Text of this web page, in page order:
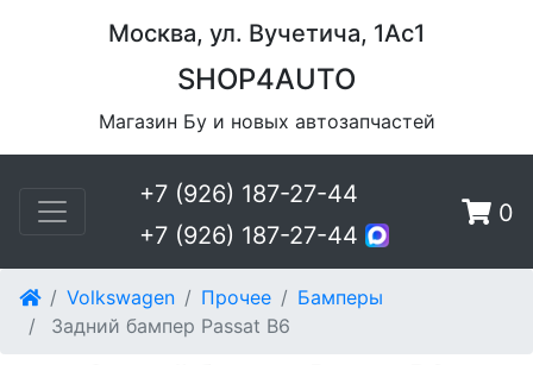
Москва, ул. Вучетича, 1Ас1
SHOP4AUTO
Магазин Бу и новых автозапчастей
+7 (926) 187-27-44
+7 (926) 187-27-44
0
Volkswagen Прочее
Бамперы
Задний бампер Passat B6